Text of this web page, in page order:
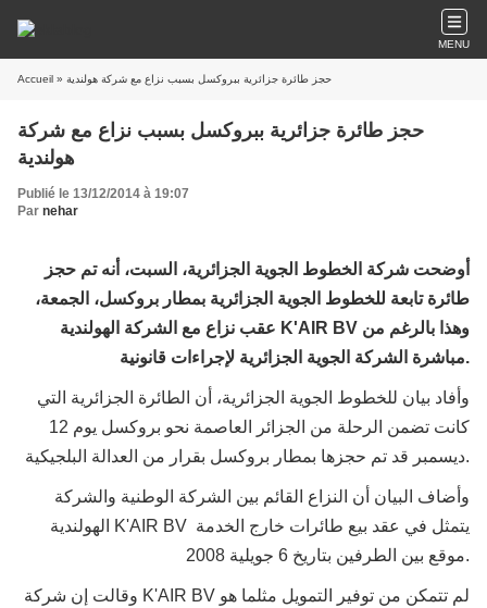
MENU
Accueil » حجز طائرة جزائرية ببروكسل بسبب نزاع مع شركة هولندية
حجز طائرة جزائرية ببروكسل بسبب نزاع مع شركة
هولندية
Publié le 13/12/2014 à 19:07
Par nehar
أوضحت شركة الخطوط الجوية الجزائرية، السبت، أنه تم حجز
طائرة تابعة للخطوط الجوية الجزائرية بمطار بروكسل، الجمعة،
عقب نزاع مع الشركة الهولندية K'AIR BV وهذا بالرغم من
مباشرة الشركة الجوية الجزائرية لإجراءات قانونية.
وأفاد بيان للخطوط الجوية الجزائرية، أن الطائرة الجزائرية التي
كانت تضمن الرحلة من الجزائر العاصمة نحو بروكسل يوم 12
ديسمبر قد تم حجزها بمطار بروكسل بقرار من العدالة البلجيكية.
وأضاف البيان أن النزاع القائم بين الشركة الوطنية والشركة
الهولندية K'AIR BV يتمثل في عقد بيع طائرات خارج الخدمة
موقع بين الطرفين بتاريخ 6 جويلية 2008.
وقالت إن شركة K'AIR BV لم تتمكن من توفير التمويل مثلما هو